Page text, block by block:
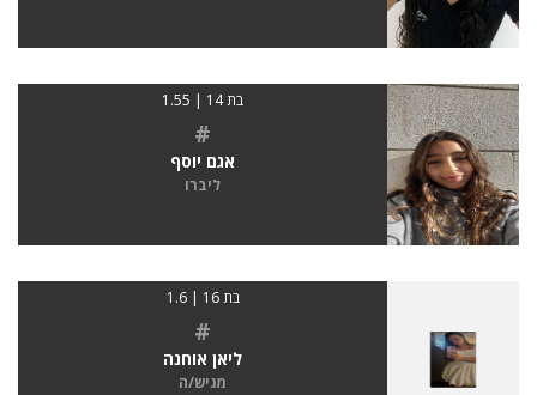
בת 14 | 1.55
#
אגם יוסף
ליברו
בת 16 | 1.6
#
ליאן אוחנה
מגיש/ה